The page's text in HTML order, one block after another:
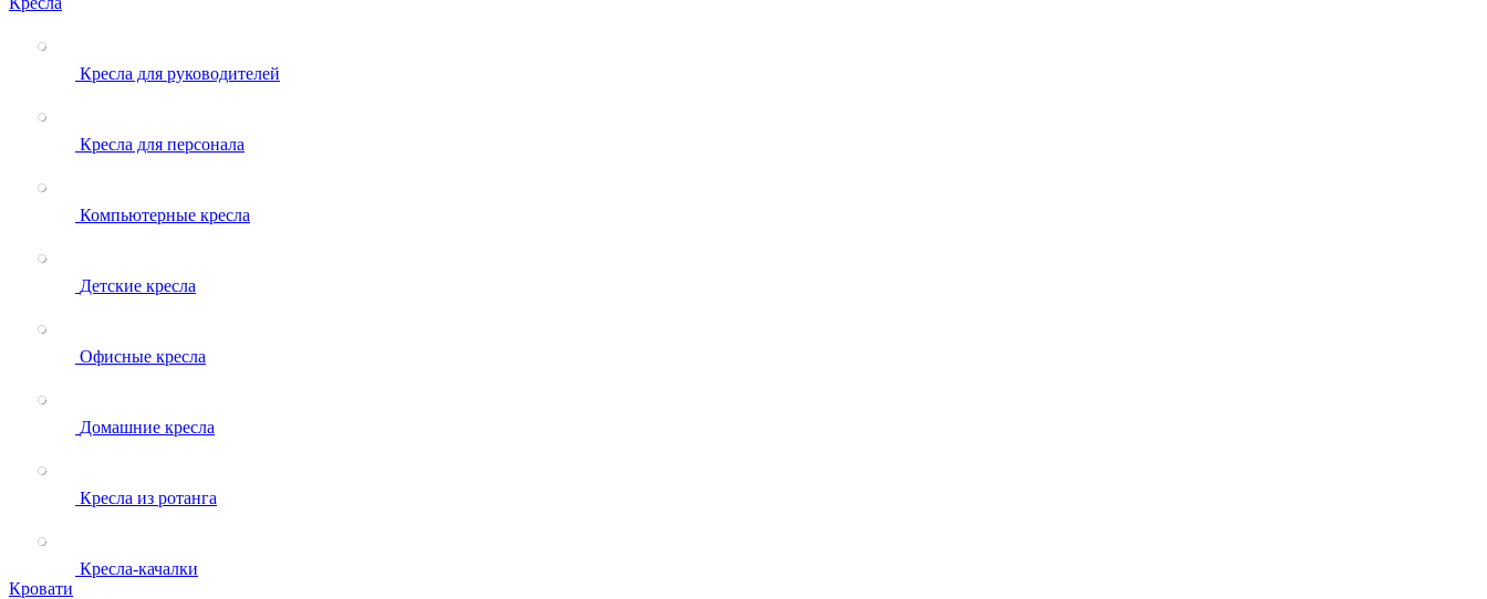
Кресла для руководителей
Кресла для персонала
Компьютерные кресла
Детские кресла
Офисные кресла
Домашние кресла
Кресла из ротанга
Кресла-качалки
Кровати